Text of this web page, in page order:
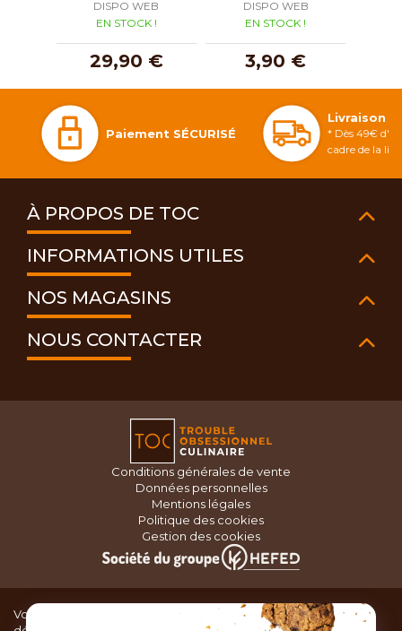
DISPO WEB
EN STOCK !
29,90 €
DISPO WEB
EN STOCK !
3,90 €
Paiement SÉCURISÉ
Livraison
* Dès 49€
cadre de la
À PROPOS DE TOC
INFORMATIONS UTILES
NOS MAGASINS
NOUS CONTACTER
Conditions générales de vente
Données personnelles
Mentions légales
Politique des cookies
Gestion des cookies
Vous recherchez du matériel de cuisine pour concocter de